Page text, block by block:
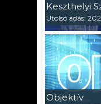
Keszthelyi
Utolsó adás:
Objektív